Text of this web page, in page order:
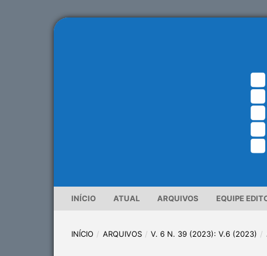
INÍCIO ATUAL ARQUIVOS EQUIPE
INÍCIO / ARQUIVOS / V. 6 N. 39 (2023): V.6 (2023) /